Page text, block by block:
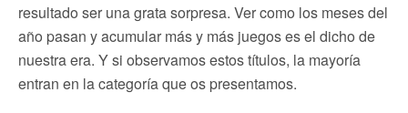
resultado ser una grata sorpresa. Ver como los meses del
año pasan y acumular más y más juegos es el dicho de
nuestra era. Y si observamos estos títulos, la mayoría
entran en la categoría que os presentamos.